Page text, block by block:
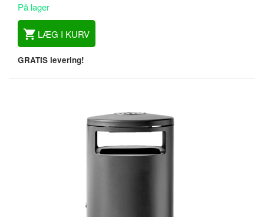
På lager
LÆG I KURV
GRATIS levering!